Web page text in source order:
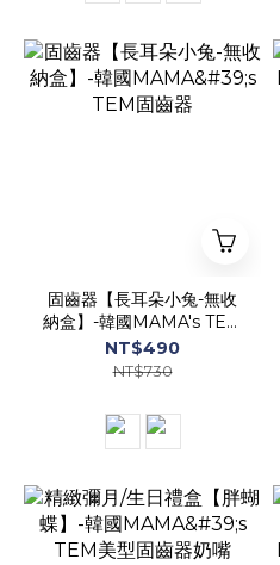
固齒器【長耳朵小兔-無收
納盒】-韓國MAMA's TEM
固齒器
NT$490
NT$730